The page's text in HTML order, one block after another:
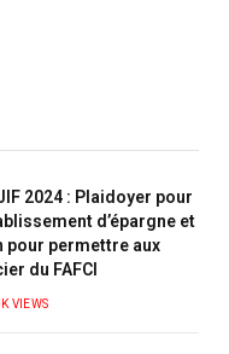
2024 : Plaidoyer pour
d’épargne et
pour permettre aux
du FAFCI
VIEWS